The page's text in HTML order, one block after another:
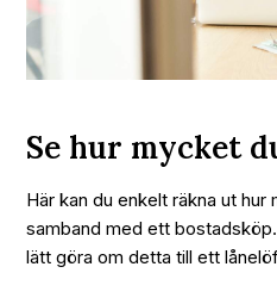
Se hur mycket
Här kan du enkelt räkna ut hur
samband med ett
lätt göra om detta till ett